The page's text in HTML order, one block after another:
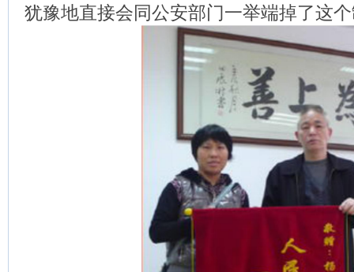
犹豫地直接会同公安部门一举端掉了这